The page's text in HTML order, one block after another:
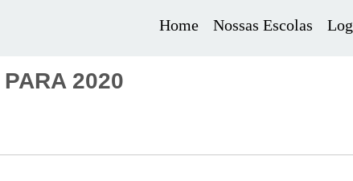
Home Nossas Escolas
2020